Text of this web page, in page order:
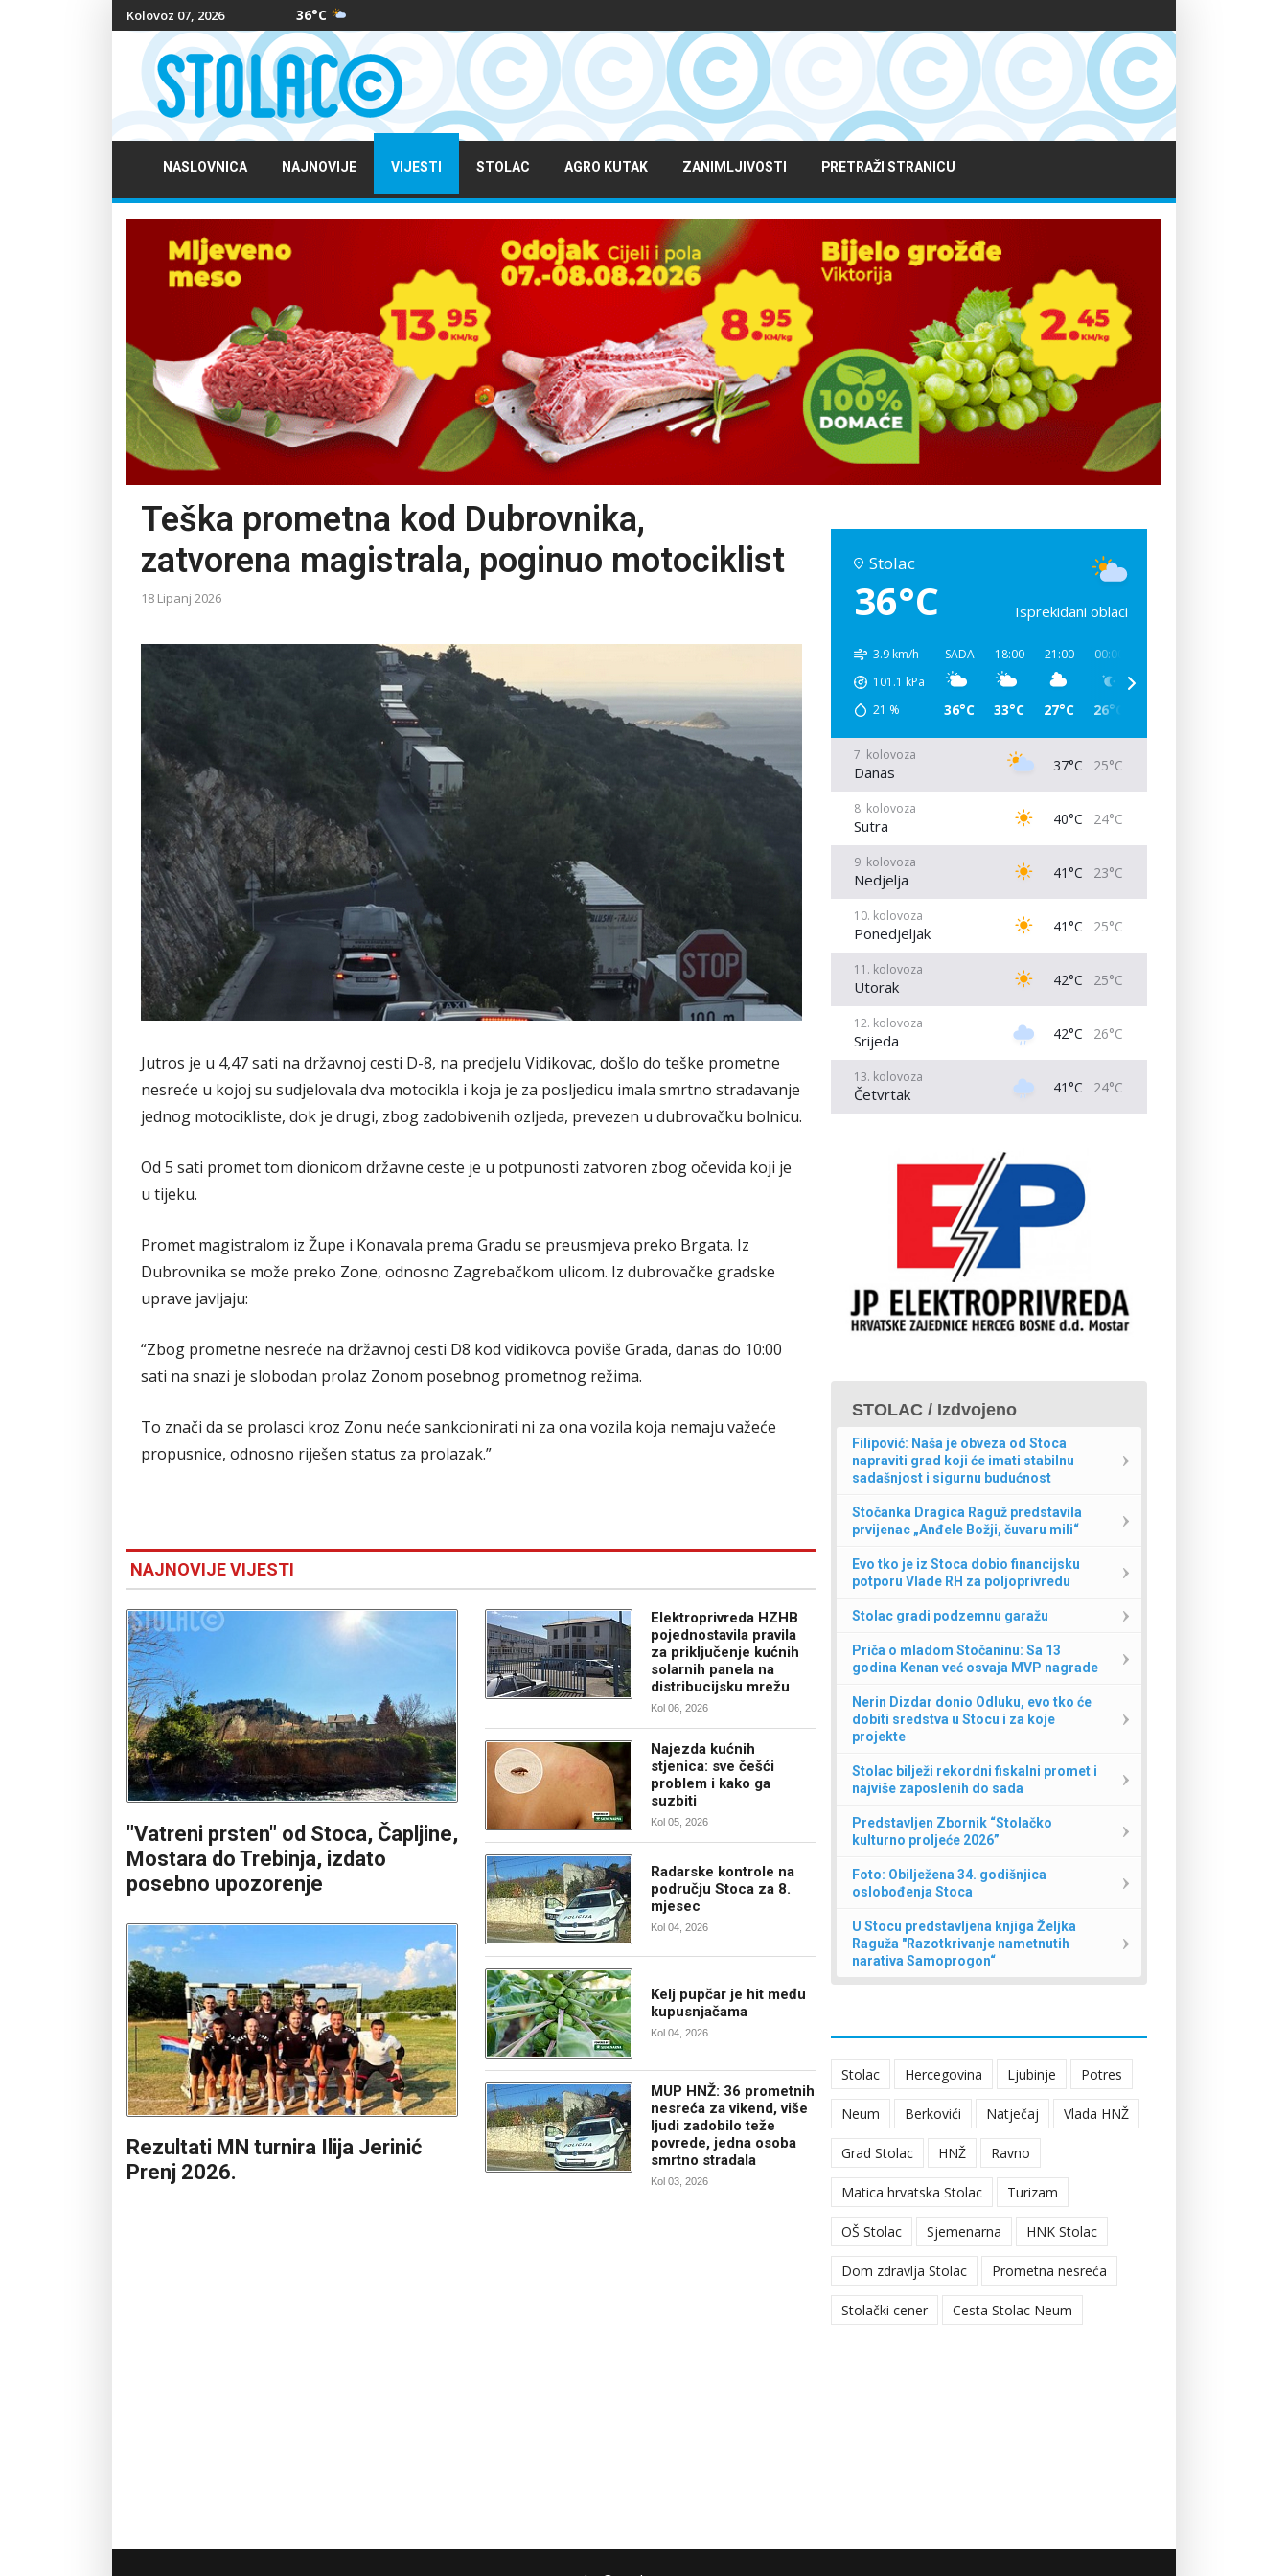
Kolovoz 07, 2026 36°C
NASLOVNICA NAJNOVIJE VIJESTI STOLAC AGRO KUTAK ZANIMLJIVOSTI PRETRAŽI STRANICU
Teška prometna kod Dubrovnika,
zatvorena magistrala, poginuo motociklist
18 Lipanj 2026
Jutros je u 4,47 sati na državnoj cesti D-8, na predjelu Vidikovac, došlo do teške prometne
nesreće u kojoj su sudjelovala dva motocikla i koja je za posljedicu imala smrtno stradavanje
jednog motocikliste, dok je drugi, zbog zadobivenih ozljeda, prevezen u dubrovačku bolnicu.
Od 5 sati promet tom dionicom državne ceste je u potpunosti zatvoren zbog očevida koji je
u tijeku.
Promet magistralom iz Župe i Konavala prema Gradu se preusmjeva preko Brgata. Iz
Dubrovnika se može preko Zone, odnosno Zagrebačkom ulicom. Iz dubrovačke gradske
uprave javljaju:
“Zbog prometne nesreće na državnoj cesti D8 kod vidikovca poviše Grada, danas do 10:00
sati na snazi je slobodan prolaz Zonom posebnog prometnog režima.
To znači da se prolasci kroz Zonu neće sankcionirati ni za ona vozila koja nemaju važeće
propusnice, odnosno riješen status za prolazak.”
NAJNOVIJE VIJESTI
"Vatreni prsten" od Stoca, Čapljine,
Mostara do Trebinja, izdato
posebno upozorenje
Rezultati MN turnira Ilija Jerinić
Prenj 2026.
Elektroprivreda HZHB
pojednostavila pravila
za priključenje kućnih
solarnih panela na
distribucijsku mrežu
Kol 06, 2026
Najezda kućnih
stjenica: sve češći
problem i kako ga
suzbiti
Kol 05, 2026
Radarske kontrole na
području Stoca za 8.
mjesec
Kol 04, 2026
Kelj pupčar je hit među
kupusnjačama
Kol 04, 2026
MUP HNŽ: 36 prometnih
nesreća za vikend, više
ljudi zadobilo teže
povrede, jedna osoba
smrtno stradala
Kol 03, 2026
Stolac
36°C Isprekidani oblaci
3.9 km/h
101.1 kPa
21 %
SADA
36°C
18:00
33°C
21:00
27°C
00:00
26°C
7. kolovoza
Danas 37°C 25°C
8. kolovoza
Sutra 40°C 24°C
9. kolovoza
Nedjelja 41°C 23°C
10. kolovoza
Ponedjeljak 41°C 25°C
11. kolovoza
Utorak 42°C 25°C
12. kolovoza
Srijeda 42°C 26°C
13. kolovoza
Četvrtak 41°C 24°C
STOLAC / Izdvojeno
Filipović: Naša je obveza od Stoca
napraviti grad koji će imati stabilnu
sadašnjost i sigurnu budućnost
Stočanka Dragica Raguž predstavila
prvijenac „Anđele Božji, čuvaru mili“
Evo tko je iz Stoca dobio financijsku
potporu Vlade RH za poljoprivredu
Stolac gradi podzemnu garažu
Priča o mladom Stočaninu: Sa 13
godina Kenan već osvaja MVP nagrade
Nerin Dizdar donio Odluku, evo tko će
dobiti sredstva u Stocu i za koje
projekte
Stolac bilježi rekordni fiskalni promet i
najviše zaposlenih do sada
Predstavljen Zbornik “Stolačko
kulturno proljeće 2026”
Foto: Obilježena 34. godišnjica
oslobođenja Stoca
U Stocu predstavljena knjiga Željka
Raguža "Razotkrivanje nametnutih
narativa Samoprogon“
Stolac Hercegovina Ljubinje Potres
Neum Berkovići Natječaj Vlada HNŽ
Grad Stolac HNŽ Ravno
Matica hrvatska Stolac Turizam
OŠ Stolac Sjemenarna HNK Stolac
Dom zdravlja Stolac Prometna nesreća
Stolački cener Cesta Stolac Neum